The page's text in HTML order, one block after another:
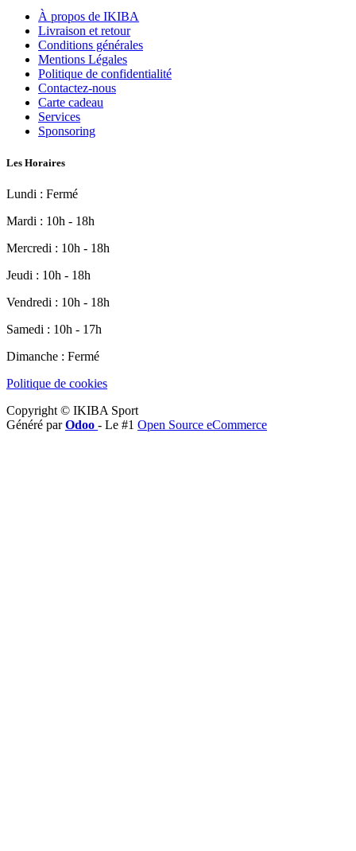
À propos de IKIBA
Livraison et retour
Conditions générales
Mentions Légales
Politique de confidentialité
Contactez-nous
Carte cadeau
Services
Sponsoring
Les Horaires
Lundi : Fermé
Mardi : 10h - 18h
Mercredi : 10h - 18h
Jeudi : 10h - 18h
Vendredi : 10h - 18h
Samedi : 10h - 17h
Dimanche : Fermé
Politique de cookies
Copyright © IKIBA Sport
Généré parOdoo - Le #1 Open Source eCommerce